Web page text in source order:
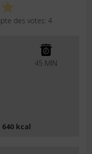
des votes: 4
45 MIN
640 kcal